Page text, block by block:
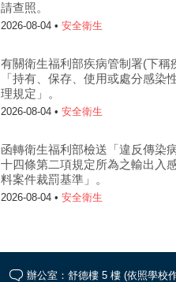
請查照。
2026-08-04 • 安全衛生
有關衛生福利部疾病管制署(下稱
「持有、保存、使用或處分感染
理規定」。
2026-08-04 • 安全衛生
函轉衛生福利部檢送「違反傳染
十四條第二項規定所為之輸出入
料案件裁罰基準」。
2026-08-04 • 安全衛生
辦公室：舒德樓 5 樓 (依照學校